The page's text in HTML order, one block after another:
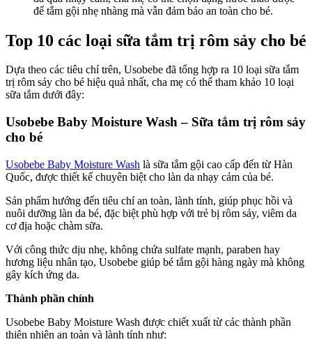
để tắm gội nhẹ nhàng mà vẫn đảm bảo an toàn cho bé.
Top 10 các loại sữa tắm trị rôm sảy cho bé
Dựa theo các tiêu chí trên, Usobebe đã tổng hợp ra 10 loại sữa tắm
trị rôm sảy cho bé hiệu quả nhất, cha mẹ có thể tham khảo 10 loại
sữa tắm dưới đây:
Usobebe Baby Moisture Wash – Sữa tắm trị rôm sảy
cho bé
Usobebe Baby Moisture Wash là sữa tắm gội cao cấp đến từ Hàn
Quốc, được thiết kế chuyên biệt cho làn da nhạy cảm của bé.
Sản phẩm hướng đến tiêu chí an toàn, lành tính, giúp phục hồi và
nuôi dưỡng làn da bé, đặc biệt phù hợp với trẻ bị rôm sảy, viêm da
cơ địa hoặc chàm sữa.
Với công thức dịu nhẹ, không chứa sulfate mạnh, paraben hay
hương liệu nhân tạo, Usobebe giúp bé tắm gội hàng ngày mà không
gây kích ứng da.
Thành phần chính
Usobebe Baby Moisture Wash được chiết xuất từ các thành phần
thiên nhiên an toàn và lành tính như: